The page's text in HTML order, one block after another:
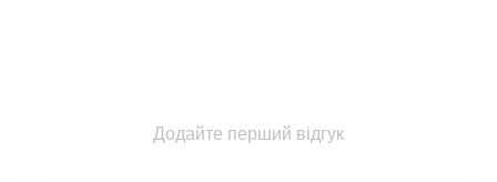
Додайте перший відгук